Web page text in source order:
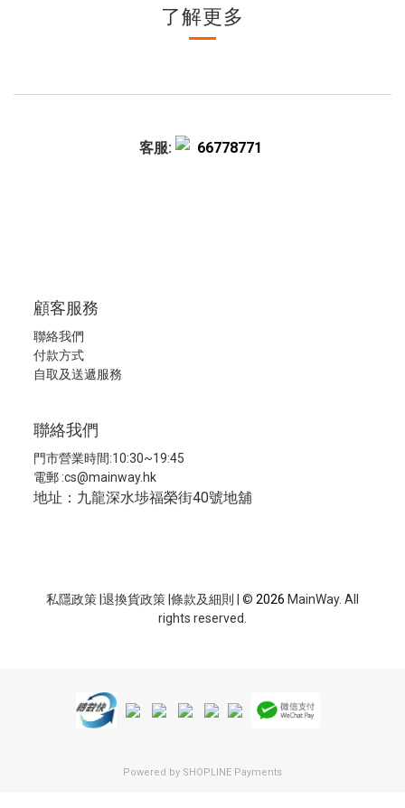
了解更多
客服: 66778771
顧客服務
聯絡我們
付款方式
自取及送遞服務
聯絡我們
門市營業時間:10:30~19:45
電郵 :cs@mainway.hk
地址：九龍深水埗福榮街40號地舖
私隱政策 退換貨政策 條款及細則 | © 2026 MainWay. All
rights reserved.
Powered by SHOPLINE Payments